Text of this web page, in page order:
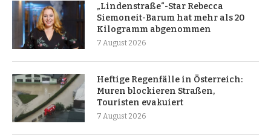
„Lindenstraße“-Star Rebecca
Siemoneit-Barum hat mehr als 20
Kilogramm abgenommen
7 August 2026
Heftige Regenfälle in Österreich:
Muren blockieren Straßen,
Touristen evakuiert
7 August 2026